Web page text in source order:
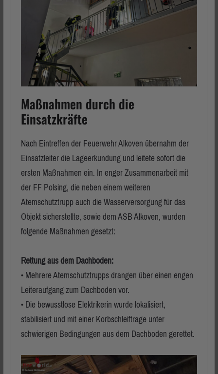
Maßnahmen durch die
Einsatzkräfte
Nach Eintreffen der Feuerwehr Alkoven übernahm der
Einsatzleiter die Lageerkundung und leitete sofort die
ersten Maßnahmen ein. In enger Zusammenarbeit mit
der FF Polsing, die neben einem weiteren
Atemschutztrupp auch die Wasserversorgung für das
Objekt sicherstellte, sowie dem ASB Alkoven, wurden
folgende Maßnahmen gesetzt:
Rettung aus dem Dachboden:
• Mehrere Atemschutztrupps drangen über einen engen
Leiteraufgang zum Dachboden vor.
• Die bewusstlose Elektrikerin wurde lokalisiert,
stabilisiert und mit einer Korbschleiftrage unter
schwierigen Bedingungen aus dem Dachboden gerettet.